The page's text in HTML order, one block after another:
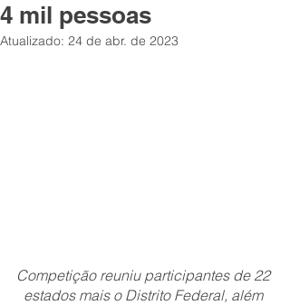
4 mil pessoas
Atualizado: 24 de abr. de 2023
Competição reuniu participantes de 22
estados mais o Distrito Federal, além